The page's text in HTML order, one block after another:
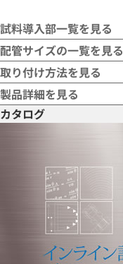
試料導入部一覧を見る
配管サイズの一覧を見る
取り付け方法を見る
製品詳細を見る
カタログ